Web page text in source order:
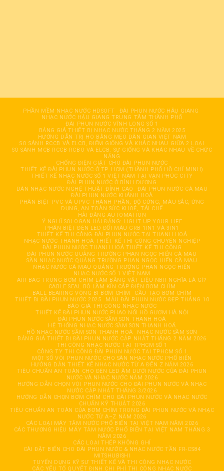
PHẦN MỀM NHẠC NƯỚC HDSOFT
ĐÀI PHUN NƯỚC HÂỤ GIANG
NHẠC NƯỚC HẬU GIANG TRUNG TÂM THÀNH PHỐ
ĐÀI PHUN NƯỚC VĨNH LONG SỐ 1
BẢNG GIÁ THIẾT BỊ NHẠC NƯỚC THÁNG 2 NĂM 2025
HƯỚNG DẪN TRỊ HO BẰNG MẸO DÂN GIAN VIỆT NAM
SO SÁNH RCCB VÀ ELCB, ĐIỂM GIỐNG VÀ KHÁC NHAU GIỮA 2 LOẠI
SO SÁNH MCB RCCB RCBO VÀ ELCB: SỰ GIỐNG VÀ KHÁC NHAU VỀ CHỨC
NĂNG
CHỐNG ĐIỆN GIẬT CHO ĐÀI PHUN NƯỚC
THIẾT KẾ ĐÀI PHUN NƯỚC Ở TP. HCM (THÀNH PHỐ HỒ CHÍ MINH)
THIẾT KẾ NHẠC NƯỚC SỐ 1 VIỆT NAM TẠI VẠN PHÚC CITY
ĐÀI PHUN NƯỚC Ở BÌNH DƯƠNG
DÀN NHẠC NƯỚC NGHỆ THUẬT ĐỈNH CAO
ĐÀI PHUN NƯỚC CÀ MAU
ĐÀI PHUN NƯỚC KHÁNH HOÀ
PHÂN BIỆT PVC VÀ UPVC THÀNH PHẦN, ĐỘ CỨNG, MÀU SẮC, ỨNG
DỤNG, AN TOÀN SỨC KHOẺ, TÁI CHẾ
HẢI ĐĂNG AUTOMATION
Ý NGHĨ SOLOGAN HẢI ĐĂNG: LIGHT UP YOUR LIFE
PHÂN BIỆT ĐÈN LED ĐỔI MÀU GRB 1IN1 VÀ 3IN1
THIẾT KẾ THI CÔNG ĐÀI PHUN NƯỚC TẠI THANH HOÁ
NHẠC NƯỚC THANH HOÁ THIẾT KẾ THI CÔNG CHUYÊN NGHIỆP
ĐÀI PHUN NƯỚC THANH HOÁ THIẾT KẾ THI CÔNG
ĐÀI PHUN NƯỚC QUẢNG TRƯỜNG PHAN NGỌC HIỂN CÀ MAU
SÀN NHẠC NƯỚC QUẢNG TRƯỜNG PHAN NGỌC HIỂN CÀ MAU
NHẠC NƯỚC CÀ MAU QUẢNG TRƯỜNG PHAN NGỌC HIỂN
NHẠC NƯỚC SỐ 1 VIỆT NAM
AIR BAG TRONG BƠM CHÌM LÀM BẰNG VẬT LIỆU NBR NGHĨA LÀ GÌ?
CABLE SEAL BỘ LÀM KÍN CÁP ĐIỆN BƠM CHÌM
BALL BEARING VÒNG BI BƠM CHÌM
CẦU TẠO BƠM CHÌM
THIẾT BỊ ĐÀI PHUN NƯỚC 2025
MẪU ĐÀI PHUN NƯỚC ĐẸP THÁNG 10
BÁO GIÁ THI CÔNG NHẠC NƯỚC
THIẾT KẾ ĐÀI PHUN NƯỚC PHAO NỔI HỒ GƯƠM HÀ NỘI
ĐÀI PHUN NƯỚC SẦM SƠN THANH HOÁ
HỆ THỐNG NHẠC NƯỚC SẦM SƠN THANH HOÁ
HỒ NHẠC NƯỚC SẦM SƠN THANH HOÁ
NHẠC NƯỚC SẦM SƠN
BẢNG GIÁ THIẾT BỊ ĐÀI PHUN NƯỚC CẬP NHẬT THÁNG 2 NĂM 2026
THI CÔNG NHẠC NƯỚC TẠI TPHCM SỐ 1
CÔNG TY THI CÔNG ĐÀI PHUN NƯỚC TẠI TPHCM SỐ 1
MỘT SỐ VÒI PHUN NƯỚC CHO SÀN NHẠC NƯỚC PHỔ BIẾN
HƯỚNG DẪN THIẾT KẾ NHẠC NƯỚC TỪ A ĐẾN Z NĂM 2026
TIÊU CHUẨN AN TOÀN CHO ĐÈN LED ÂM DƯỚI NƯỚC CỦA ĐÀI PHUN
NƯỚC VÀ NHẠC NƯỚC NĂM 2026
HƯỚNG DẪN CHỌN VÒI PHUN NƯỚC CHO ĐÀI PHUN NƯỚC VÀ NHẠC
NƯỚC CẬP NHẬT THÁNG 3/2026
HƯỚNG DẪN CHỌN BƠM CHÌM CHO ĐÀI PHUN NƯỚC VÀ NHẠC NƯỚC
CHUẨN KỸ THUẬT 2026
TIÊU CHUẨN AN TOÀN CỦA BƠM CHÌM TRONG ĐÀI PHUN NƯỚC VÀ NHẠC
NƯỚC TỪ A–Z NĂM 2026
CÁC LOẠI MÁY TĂM NƯỚC PHỔ BIẾN TẠI VIỆT NAM NĂM 2026
CÁC THƯƠNG HIỆU MÁY TĂM NƯỚC PHỔ BIẾN TẠI VIỆT NAM THÁNG 3
NĂM 2026
CÁC LOẠI THÉP KHÔNG GHỈ
CÀI ĐẶT BIẾN CHO ĐÀI PHUN NƯỚC & NHẠC NƯỚC TẦN FR-CS84
MITSHUBISHI
TUYỂN DỤNG KỸ SƯ THIẾT KẾ VÀ THI CÔNG NHẠC NƯỚC
CÁC YẾU TỐ QUYẾT ĐỊNH CHI PHÍ THI CÔNG NHẠC NƯỚC